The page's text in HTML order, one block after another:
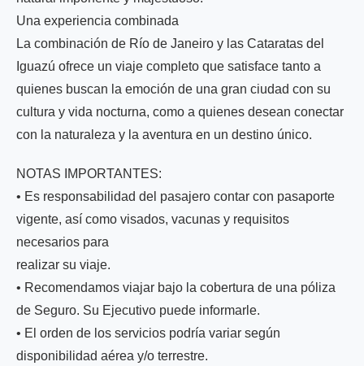
Una experiencia combinada
La combinación de Río de Janeiro y las Cataratas del
Iguazú ofrece un viaje completo que satisface tanto a
quienes buscan la emoción de una gran ciudad con su
cultura y vida nocturna, como a quienes desean conectar
con la naturaleza y la aventura en un destino único.
NOTAS IMPORTANTES:
• Es responsabilidad del pasajero contar con pasaporte
vigente, así como visados, vacunas y requisitos
necesarios para
realizar su viaje.
• Recomendamos viajar bajo la cobertura de una póliza
de Seguro. Su Ejecutivo puede informarle.
• El orden de los servicios podría variar según
disponibilidad aérea y/o terrestre.